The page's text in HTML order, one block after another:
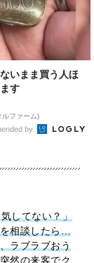
いまま買う人ほ
す
ルファーム)
by
してない？」
相談したら…
ラブラブおう
然の来客でク